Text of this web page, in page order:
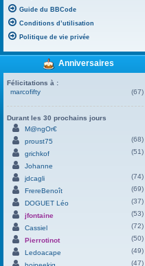
Guide du BBCode
Conditions d’utilisation
Politique de vie privée
Anniversaires
Félicitations à :
marcofifty
(67)
Durant les 30 prochains jours
M@ngOr€
proust75
(68)
grichkof
(51)
Johanne
jdcagli
(74)
FrereBenoît
(69)
DOGUET Léo
(37)
jfontaine
(53)
Cassiel
(72)
Pierrotinot
(50)
Ledoacape
(49)
(47)